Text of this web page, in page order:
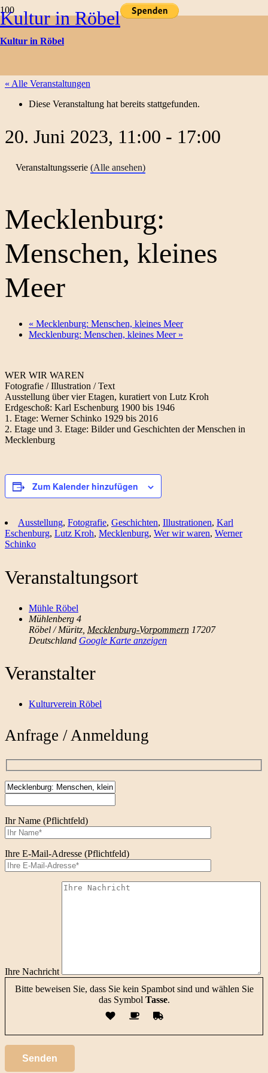
Kultur in Röbel
Kultur in Röbel
Kulturtermine
« Alle Veranstaltungen
Diese Veranstaltung hat bereits stattgefunden.
20. Juni 2023, 11:00 - 17:00
Veranstaltungsserie (Alle ansehen)
Mecklenburg:
Menschen, kleines
Meer
« Mecklenburg: Menschen, kleines Meer
Mecklenburg: Menschen, kleines Meer »
WER WIR WAREN
Fotografie / Illustration / Text
Ausstellung über vier Etagen, kuratiert von Lutz Kroh
Erdgeschoß: Karl Eschenburg 1900 bis 1946
1. Etage: Werner Schinko 1929 bis 2016
2. Etage und 3. Etage: Bilder und Geschichten der Menschen in
Mecklenburg
Zum Kalender hinzufügen
Ausstellung, Fotografie, Geschichten, Illustrationen, Karl
Eschenburg, Lutz Kroh, Mecklenburg, Wer wir waren, Werner
Schinko
Veranstaltungsort
Mühle Röbel
Mühlenberg 4
Röbel / Müritz Mecklenburg-Vorpommern 17207
Deutschland Google Karte anzeigen
Veranstalter
Kulturverein Röbel
Anfrage / Anmeldung
Ihr Name (Pflichtfeld)
Ihre E-Mail-Adresse (Pflichtfeld)
Ihre Nachricht
Bitte beweisen Sie, dass Sie kein Spambot sind und wählen Sie
das Symbol Tasse.